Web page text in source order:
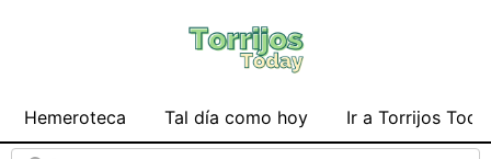
Hemeroteca Tal día como hoy Ir a Torrijos